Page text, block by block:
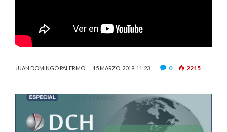
JUAN DOMINGO PALERMO 15 MARZO, 2019, 11:23 0 2215